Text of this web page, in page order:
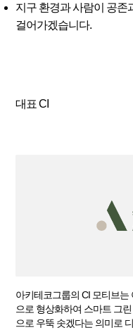
지구 환경과 사람이 공존
걸어가겠습니다.
대표 CI
아키테코그룹의 CI 모티브
으로 형상화하여 스마트 그
으로 우뚝 솟겠다는 의미로